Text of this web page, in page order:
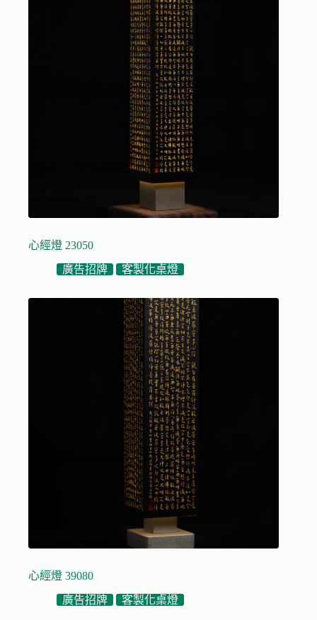
心經燈 23050
廣告招牌
客製化桌燈
心經燈 39080
廣告招牌
客製化桌燈